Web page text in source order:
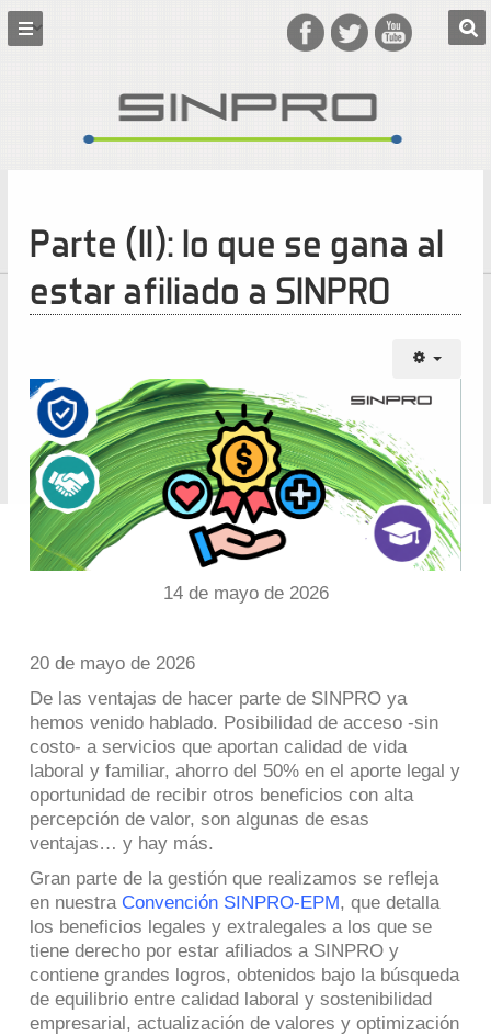
Parte (II): lo que se gana al
estar afiliado a SINPRO
14 de mayo de 2026
20 de mayo de 2026
De las ventajas de hacer parte de SINPRO ya
hemos venido hablado. Posibilidad de acceso -sin
costo- a servicios que aportan calidad de vida
laboral y familiar, ahorro del 50% en el aporte legal y
oportunidad de recibir otros beneficios con alta
percepción de valor, son algunas de esas
ventajas… y hay más.
Gran parte de la gestión que realizamos se refleja
en nuestra Convención SINPRO-EPM, que detalla
los beneficios legales y extralegales a los que se
tiene derecho por estar afiliados a SINPRO y
contiene grandes logros, obtenidos bajo la búsqueda
de equilibrio entre calidad laboral y sostenibilidad
empresarial, actualización de valores y optimización